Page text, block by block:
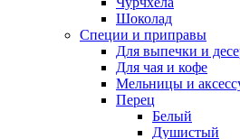
Шоколад
Специи и приправы
Для выпечки и
Для чая и кофе
Мельницы и
Перец
Белый
Душистый